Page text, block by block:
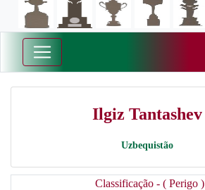
Ilgiz Tantashev
Uzbequistão
Classificação - ( Perigo )